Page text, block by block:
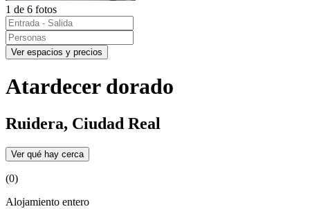
1 de 6 fotos
Ver espacios y precios
Atardecer dorado
Ruidera, Ciudad Real
Ver qué hay cerca
(0)
Alojamiento entero